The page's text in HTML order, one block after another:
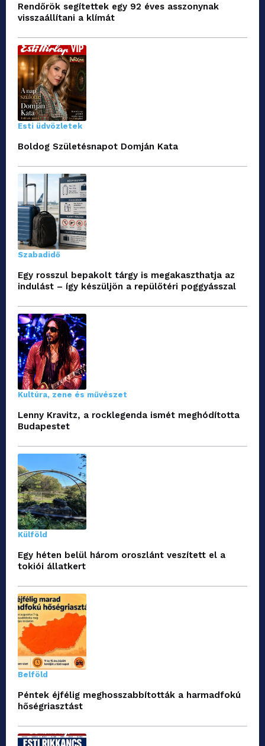
Rendőrök segítettek egy 92 éves asszonynak
visszaállítani a klímát
Esti üdvözletek
Boldog Születésnapot Domján Kata
Szabadidő
Egy rosszul bepakolt tárgy is megakaszthatja az
indulást – így készüljön a repülőtéri poggyásszal
Kultúra, zene és művészet
Lenny Kravitz, a rocklegenda ismét meghódította
Budapestet
Külföld
Egy héten belül három oroszlánt veszített el a
tokiói állatkert
Belföld
Péntek éjfélig meghosszabbították a harmadfokú
hőségriasztást